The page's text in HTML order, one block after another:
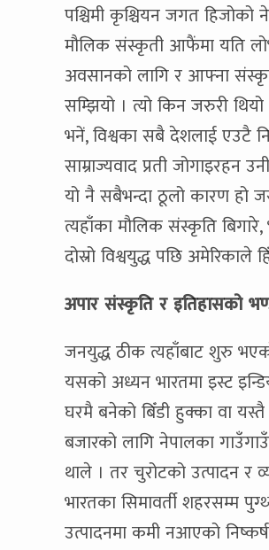
पश्चिमी कृश्चियन जगत
मौलिक संस्कृती आफैंमा यति
अवसानको लागि र आफ्ना
सम्झियो । त्यो किन जरुरी
भनें, विश्वका सबै देशलाई एउटै
साम्राज्यवाद प्रती
यो नै सबैभन्दा ठूलो कारण हो
त्यहाँका मौलिक संस्कृति
दोस्रो विश्वयुद्ध पछि अमेरिकाले
अपार संस्कृति र इतिहासको
जनयुद्ध ठीक त्यहाँबाट शुरु
यसको अध्यन भारतमा इस्ट
घरमै बनेको बिँडी हुक्का वा
बजारको लागि नेपालका
थाले । तर चुरोटको उत्पादन र
भारतका सिमावर्ती शहरसम्म
उत्पादनमा कमी नआएको